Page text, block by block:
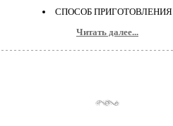
СПОСОБ ПРИГОТОВЛЕНИЯ
Читать далее...